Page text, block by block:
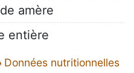
amère
entière
Données nutritionnelles